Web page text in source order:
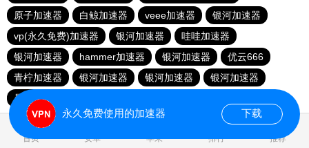
原子加速器
白鲸加速器 veee加速器
银河加速器
vp(永久免费)加速器
银河加速器
哇哇加速器
银河加速器
hammer加速器 银河加速器
优云666
青柠加速器
银河加速器 银河加速器
银河加速器
暴雪加速器
首页 安卓 苹果 排行 推荐
永久免费使用的加速器 下载
0.023731s